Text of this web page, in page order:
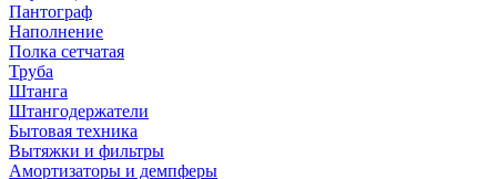
Пантограф
Наполнение
Полка сетчатая
Труба
Штанга
Штангодержатели
Бытовая техника
Вытяжки и фильтры
Амортизаторы и демпферы